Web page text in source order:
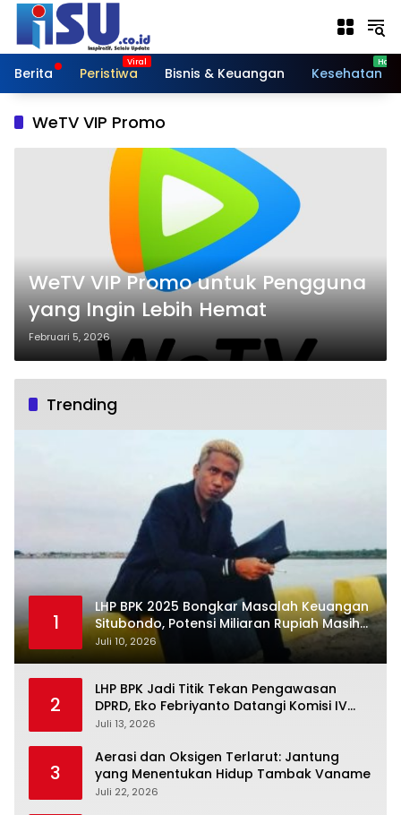
Langsung
konten
Berita
Peristiwa Bisnis & Keuangan Kesehatan
WeTV VIP Promo
WeTV VIP Promo untuk Pengguna
yang Ingin Lebih Hemat
Februari 5, 2026
Trending
1
LHP BPK 2025 Bongkar Masalah Keuangan
Situbondo, Potensi Miliaran Rupiah Masih
Belum Terkelola
Juli 10, 2026
2
LHP BPK Jadi Titik Tekan Pengawasan
DPRD, Eko Febriyanto Datangi Komisi IV
dan Ajak Dewan Kembali Berpijak pada
Juli 13, 2026
3
Aerasi dan Oksigen Terlarut: Jantung
yang Menentukan Hidup Tambak Vaname
Juli 22, 2026